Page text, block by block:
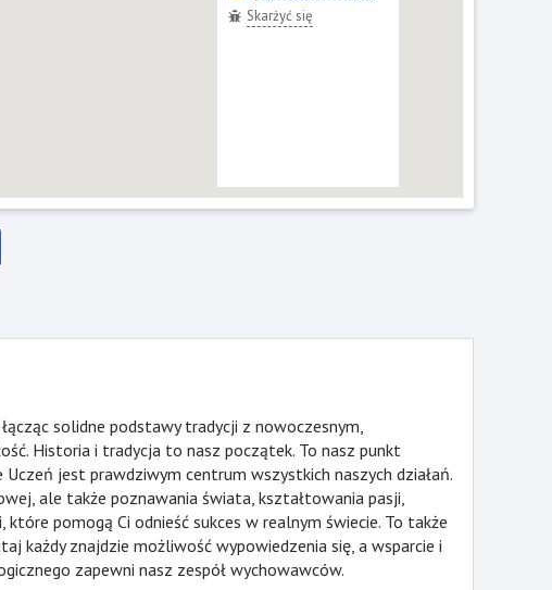
Skarżyć się
solidne podstawy tradycji z nowoczesnym,
Historia i tradycja to nasz początek. To nasz punkt
jest prawdziwym centrum wszystkich naszych działań.
ale także poznawania świata, kształtowania pasji,
pomogą Ci odnieść sukces w realnym świecie. To także
każdy znajdzie możliwość wypowiedzenia się, a wsparcie i
zapewni nasz zespół wychowawców.